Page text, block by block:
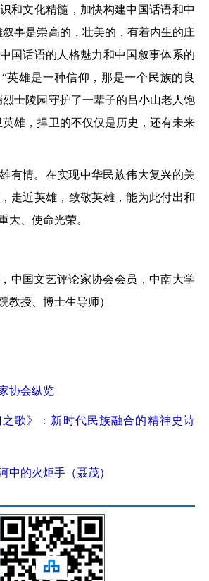
和文化精髓，加快构建中国话语和中
叙事是崇高的，壮美的，有着内生的庄
国话语的人格魅力和中国叙事体系的
英雄是一种信仰，那是一个民族的良
士陵园守护了一辈子的吕小山老人饱
雄，捍卫的不仅仅是历史，还有未来
有情。在实现中华民族伟大复兴的关
走近英雄，致敬英雄，能为此付出和
大、使命光荣。
，中国文艺评论家协会会员，中南大学
教授、博士生导师）
协会纵览
之歌》：新时代民族融合的精神史诗
中的火炬手（聂茂）